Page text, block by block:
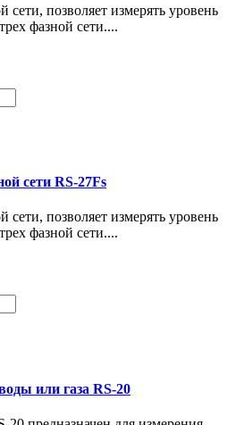
сети, позволяет измерять уровень
фазной сети....
сети RS-27Fs
сети, позволяет измерять уровень
фазной сети....
или газа RS-20